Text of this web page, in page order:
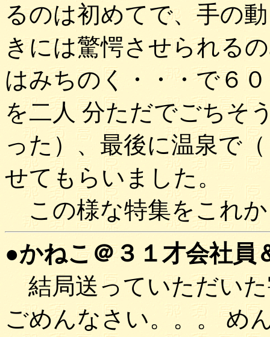
るのは初めてで、手の
きには驚愕させられる
はみちのく・・・で６
を二人 分ただでごちそ
った）、最後に温泉で
せてもらいました。
この様な特集をこれ
●かねこ＠３１才会社員
結局送っていただい
ごめんなさい。。。 め